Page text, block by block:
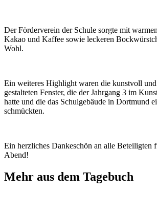
Der Förderverein der Schule sorgte mit
Kakao und Kaffee sowie leckeren
Wohl.
Ein weiteres Highlight waren die kunstvoll
gestalteten Fenster, die der Jahrgang 3 im
hatte und die das Schulgebäude in Dortmund
schmückten.
Ein herzliches Dankeschön an alle Beteiligten
Abend!
Mehr aus dem Tagebuch